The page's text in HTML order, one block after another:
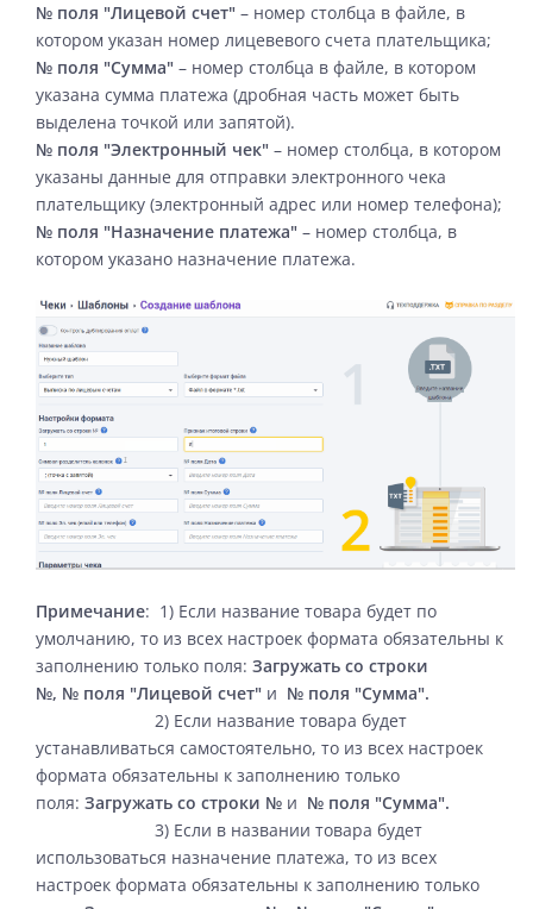
№ поля "Лицевой счет" – номер столбца в файле, в
котором указан номер лицевевого счета плательщика;
№ поля "Сумма" – номер столбца в файле, в котором
указана сумма платежа (дробная часть может быть
выделена точкой или запятой).
№ поля "Электронный чек" – номер столбца, в котором
указаны данные для отправки электронного чека
плательщику (электронный адрес или номер телефона);
№ поля "Назначение платежа" – номер столбца, в
котором указано назначение платежа.
Примечание: 1) Если название товара будет по
умолчанию, то из всех настроек формата обязательны к
заполнению только поля: Загружать со строки
№, № поля "Лицевой счет" и № поля "Сумма".
2) Если название товара будет
устанавливаться самостоятельно, то из всех настроек
формата обязательны к заполнению только
поля: Загружать со строки № и № поля "Сумма".
3) Если в названии товара будет
использоваться назначение платежа, то из всех
настроек формата обязательны к заполнению только